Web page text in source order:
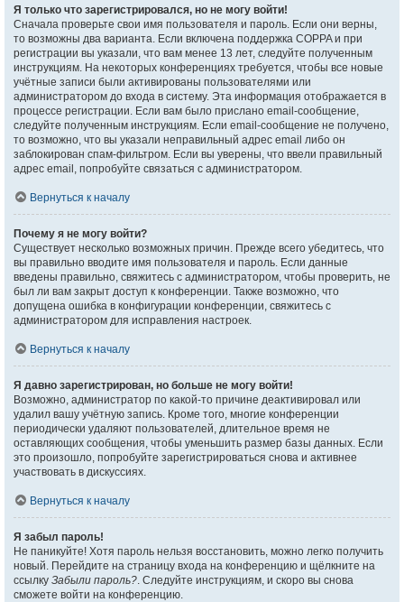
Я только что зарегистрировался, но не могу войти!
Сначала проверьте свои имя пользователя и пароль. Если они верны,
то возможны два варианта. Если включена поддержка COPPA и при
регистрации вы указали, что вам менее 13 лет, следуйте полученным
инструкциям. На некоторых конференциях требуется, чтобы все новые
учётные записи были активированы пользователями или
администратором до входа в систему. Эта информация отображается в
процессе регистрации. Если вам было прислано email-сообщение,
следуйте полученным инструкциям. Если email-сообщение не получено,
то возможно, что вы указали неправильный адрес email либо он
заблокирован спам-фильтром. Если вы уверены, что ввели правильный
адрес email, попробуйте связаться с администратором.
Вернуться к началу
Почему я не могу войти?
Существует несколько возможных причин. Прежде всего убедитесь, что
вы правильно вводите имя пользователя и пароль. Если данные
введены правильно, свяжитесь с администратором, чтобы проверить, не
был ли вам закрыт доступ к конференции. Также возможно, что
допущена ошибка в конфигурации конференции, свяжитесь с
администратором для исправления настроек.
Вернуться к началу
Я давно зарегистрирован, но больше не могу войти!
Возможно, администратор по какой-то причине деактивировал или
удалил вашу учётную запись. Кроме того, многие конференции
периодически удаляют пользователей, длительное время не
оставляющих сообщения, чтобы уменьшить размер базы данных. Если
это произошло, попробуйте зарегистрироваться снова и активнее
участвовать в дискуссиях.
Вернуться к началу
Я забыл пароль!
Не паникуйте! Хотя пароль нельзя восстановить, можно легко получить
новый. Перейдите на страницу входа на конференцию и щёлкните на
ссылку Забыли пароль?. Следуйте инструкциям, и скоро вы снова
сможете войти на конференцию.